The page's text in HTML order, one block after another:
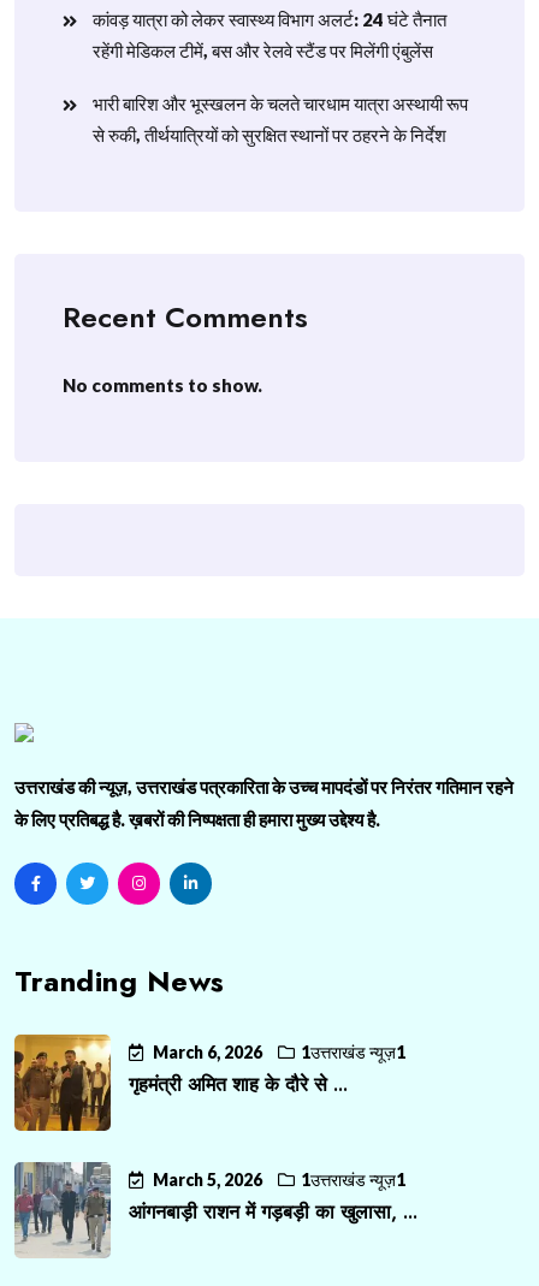
​कांवड़ यात्रा को लेकर स्वास्थ्य विभाग अलर्ट: 24 घंटे तैनात
रहेंगी मेडिकल टीमें, बस और रेलवे स्टैंड पर मिलेंगी एंबुलेंस
​भारी बारिश और भूस्खलन के चलते चारधाम यात्रा अस्थायी रूप
से रुकी, तीर्थयात्रियों को सुरक्षित स्थानों पर ठहरने के निर्देश
Recent Comments
No comments to show.
उत्तराखंड की न्यूज़, उत्तराखंड पत्रकारिता के उच्च मापदंडों पर निरंतर गतिमान रहने
के लिए प्रतिबद्ध है. ख़बरों की निष्पक्षता ही हमारा मुख्य उद्देश्य है.
Tranding News
March 6, 2026 1उत्तराखंड न्यूज़1
गृहमंत्री अमित शाह के दौरे से ...
March 5, 2026 1उत्तराखंड न्यूज़1
आंगनबाड़ी राशन में गड़बड़ी का खुलासा, ...